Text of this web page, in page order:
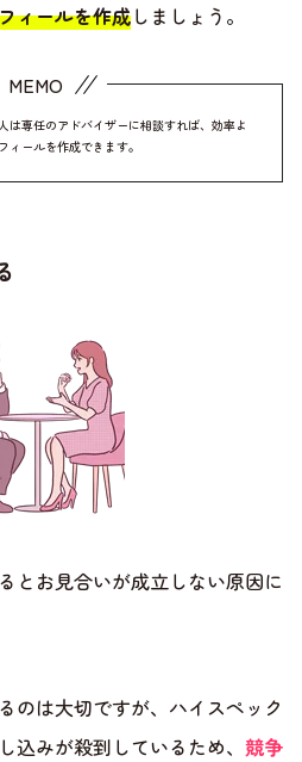
ィールを作成しましょう。
は専任のアドバイザーに相談すれば、効率よ
ィールを作成できます。
とお見合いが成立しない原因に
のは大切ですが、ハイスペック
込みが殺到しているため、 競争